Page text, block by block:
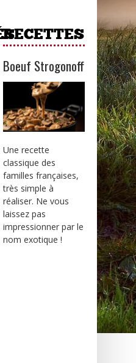
RECETTES
Boeuf Strogonoff
Une recette
classique des
familles françaises,
très simple à
réaliser. Ne vous
laissez pas
impressionner par le
nom exotique !